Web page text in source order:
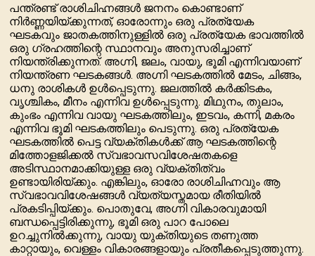
പന്ത്രണ്ട് രാശിചിഹ്നങ്ങൾ ജനനം കൊണ്ടാണ്
നിർണ്ണയിയ്ക്കുന്നത്, ഓരോന്നും ഒരു പ്രത്യേക
ഘടകവും ജാതകത്തിനുള്ളിൽ ഒരു പ്രത്യേക ഭാവത്തിൽ
ഒരു ഗ്രഹത്തിന്റെ സ്ഥാനവും അനുസരിച്ചാണ്
നിയന്ത്രിക്കുന്നത്. അഗ്നി, ജലം, വായു, ഭൂമി എന്നിവയാണ്
നിയന്ത്രണ ഘടകങ്ങൾ. അഗ്നി ഘടകത്തിൽ മേടം, ചിങ്ങം,
ധനു രാശികൾ ഉൾപ്പെടുന്നു. ജലത്തിൽ കർക്കിടകം,
വൃശ്ചികം, മീനം എന്നിവ ഉൾപ്പെടുന്നു. മിഥുനം, തുലാം,
കുംഭം എന്നിവ വായു ഘടകത്തിലും, ഇടവം, കന്നി, മകരം
എന്നിവ ഭൂമി ഘടകത്തിലും പെടുന്നു. ഒരു പ്രത്യേക
ഘടകത്തിൽ പെട്ട വ്യക്തികൾക്ക് ആ ഘടകത്തിന്റെ
മിത്തോളജിക്കല്‍ സ്വഭാവസവിശേഷതകളെ
അടിസ്ഥാനമാക്കിയുള്ള ഒരു വ്യക്തിത്വം
ഉണ്ടായിരിയ്ക്കും. എങ്കിലും, ഓരോ രാശിചിഹ്നവും ആ
സ്വഭാവവിശേഷങ്ങൾ വ്യത്യസ്തമായ രീതിയിൽ
പ്രകടിപ്പിയ്ക്കും. പൊതുവേ, അഗ്നി വികാരവുമായി
ബന്ധപ്പെട്ടിരിക്കുന്നു, ഭൂമി ഒരു പാറ പോലെ
ഉറച്ചുനിൽക്കുന്നു, വായു യുക്തിയുടെ തണുത്ത
കാറ്റായും, വെള്ളം വികാരങ്ങളായും പ്രതീകപ്പെടുത്തുന്നു.